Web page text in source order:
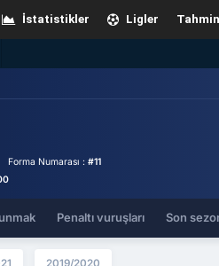
Ligler
İstatistikler
Forma Numarası : #11
Penaltı vuruşları Son
2019/2020